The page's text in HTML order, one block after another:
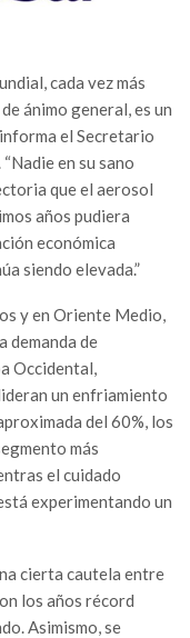
cada vez más
ánimo general, es un
el Secretario
en su sano
que el aerosol
años pudiera
económica
siendo elevada.”
y en Oriente Medio,
demanda de
Occidental,
un enfriamiento
del 60%, los
más
el cuidado
experimentando un
cierta cautela entre
los años récord
Asimismo, se